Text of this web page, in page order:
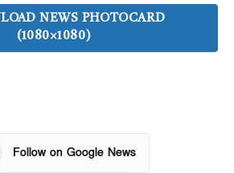
NEWS PHOTOCARD
(1080×1080)
Follow on Google News